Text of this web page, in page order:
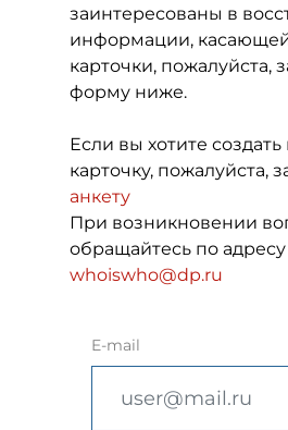
заинтересованы в
информации,
карточки, пожалуйста,
форму ниже.
Если вы хотите
карточку, пожалуйста,
анкету
При возникновении
обращайтесь по адресу
whoiswho@dp.ru
E-mail